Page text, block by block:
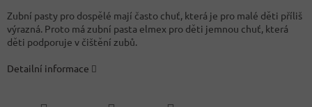
Zubní pasty pro dospělé mají často chuť, která je pro malé děti příliš
výrazná. Proto má zubní pasta elmex pro děti jemnou chuť, která
děti podporuje v čištění zubů.
Detailní informace